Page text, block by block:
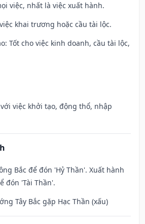
việc, nhất là việc xuất hành.
khai trương hoặc cầu tài lộc.
Tốt cho việc kinh doanh, cầu tài lộc,
việc khởi tạo, động thổ, nhập
Bắc để đón 'Hỷ Thần'. Xuất hành
đón 'Tài Thần'.
Tây Bắc gặp Hạc Thần (xấu)